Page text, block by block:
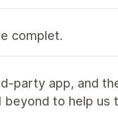
complet.
party app, and
to help